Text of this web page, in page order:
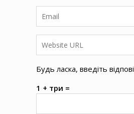
Будь ласка, введіть
1 + три =